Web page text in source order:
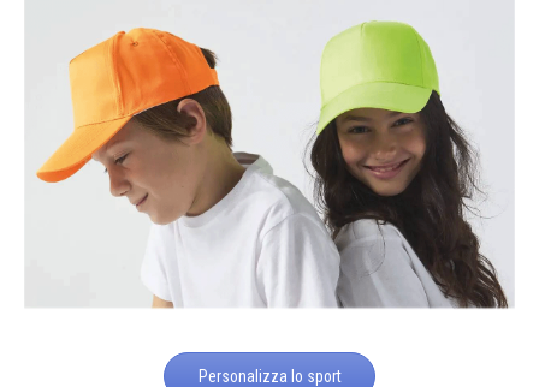
Personalizza lo sport